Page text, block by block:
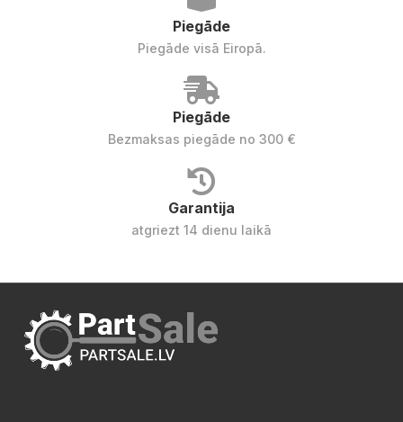
Piegāde
Piegāde visā Eiropā.
Piegāde
Bezmaksas piegāde no 300 €
Garantija
atgriezt 14 dienu laikā